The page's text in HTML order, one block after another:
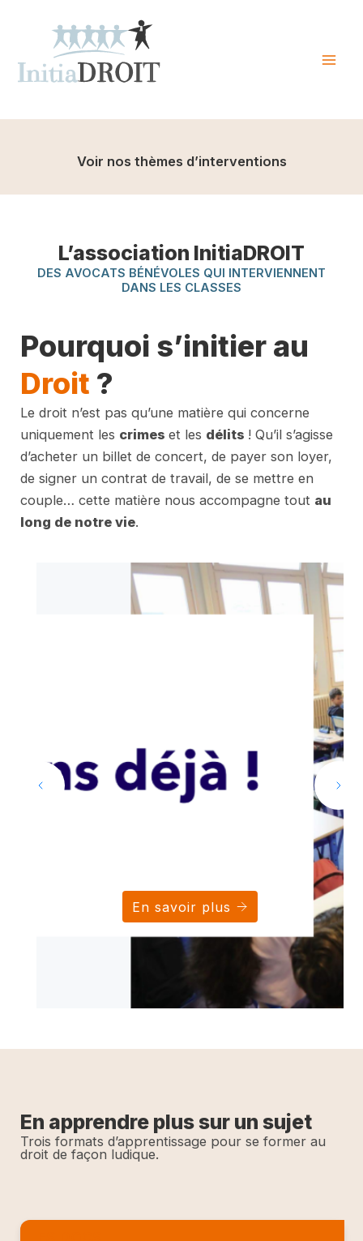
Voir nos thèmes d’interventions
L’association InitiaDROIT
DES AVOCATS BÉNÉVOLES QUI INTERVIENNENT
DANS LES CLASSES
Pourquoi s’initier au
Droit ?
Le droit n’est pas qu’une matière qui concerne
uniquement les crimes et les délits ! Qu’il s’agisse
d’acheter un billet de concert, de payer son loyer,
de signer un contrat de travail, de se mettre en
couple… cette matière nous accompagne tout au
long de notre vie.
En savoir plus
En apprendre plus sur un sujet
Trois formats d’apprentissage pour se former au
droit de façon ludique.